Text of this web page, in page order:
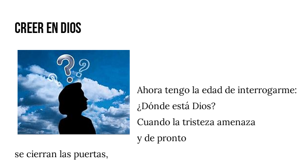
Creer en Dios
Ahora tengo la edad de interrogarme:
¿Dónde está Dios?
Cuando la tristeza amenaza
y de pronto
se cierran las puertas,